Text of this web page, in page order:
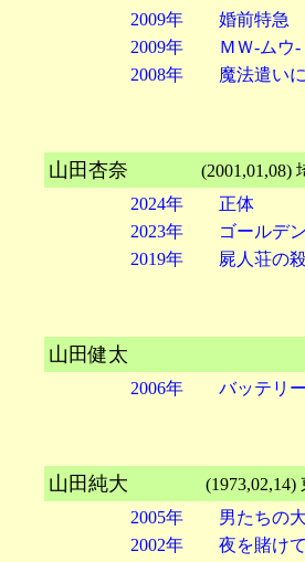
2009年 婚前特急
2009年 ＭＷ-ムウ-
2008年 魔法遣いに
山田杏奈
2024年 正体
2023年 ゴールデン
2019年 屍人荘の
山田健太
2006年 バッテリ
山田純大
2005年 男たちの大
2002年 夜を賭